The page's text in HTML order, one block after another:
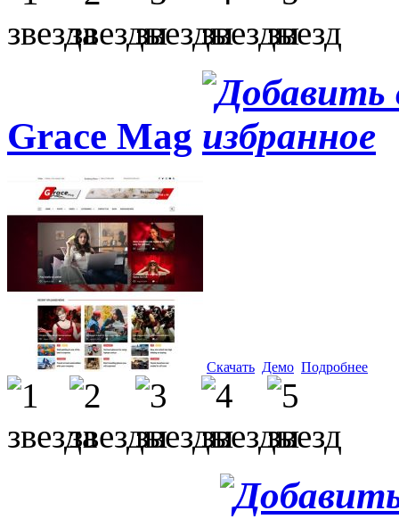
Grace Mag
Скачать Демо Подробнее